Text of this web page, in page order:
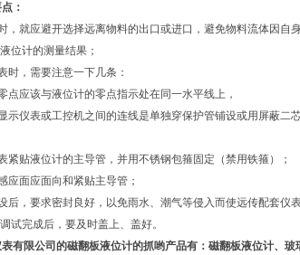
：
，就应避开选择远离物料的出口或进口，避免物料流体因自
位计的测量结果；
时，需要注意一下几条：
点应该与液位计的零点指示处在同一水平线上，
示仪表或工控机之间的连线是单独穿保护管铺设或用屏蔽二
紧贴液位计的主导管，并用不锈钢包箍固定（禁用铁箍）；
应面应面向和紧贴主导管；
后，要求密封良好，以免雨水、潮气等侵入而使远传配套仪
试完成后，要及时盖上、盖好。
有限公司的磁翻板液位计的抓哟产品有：磁翻板液位计、玻